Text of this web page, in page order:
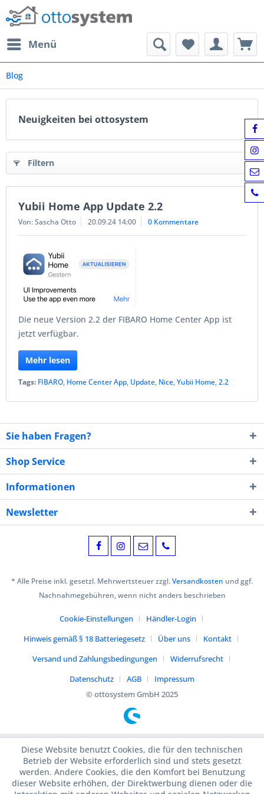
Menü
Blog
Neuigkeiten bei ottosystem
Filtern
Yubii Home App Update 2.2
Von: Sascha Otto 20.09.24 14:00 0 Kommentare
Die neue Version 2.2 der FIBARO Home Center App ist
jetzt verfügbar.
Mehr lesen
Tags: FIBARO, Home Center App, Update, Nice,Yubii Home,2.2
Sie haben Fragen?
Shop Service
Informationen
Newsletter
* Alle Preise inkl. gesetzl. Mehrwertsteuer zzgl.Versandkosten und ggf.
Nachnahmegebühren, wenn nicht anders beschrieben
Cookie-Einstellungen
Händler-Login
Hinweis gemäß § 18 Batteriegesetz
Über uns
Kontakt
Versand und Zahlungsbedingungen
Widerrufsrecht
Datenschutz
AGB
Impressum
© ottosystem GmbH 2025
Diese Website benutzt Cookies, die für den technischen
Betrieb der Website erforderlich sind und stets gesetzt
werden. Andere Cookies, die den Komfort bei Benutzung
dieser Website erhöhen, der Direktwerbung dienen oder die